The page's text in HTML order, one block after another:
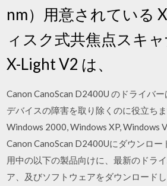
nm）用意されている
ィスク式共焦点スキ
X-Light V2 は、
Canon CanoScan D2400U のドライバー
デバイスの障害を取り除くのに役立ち
Windows 2000, Windows XP, Windows
Canon CanoScan D2400Uにダウンロー
用中の以下の製品向けに、最新のドラ
ア、及びソフトウェアをダウンロード